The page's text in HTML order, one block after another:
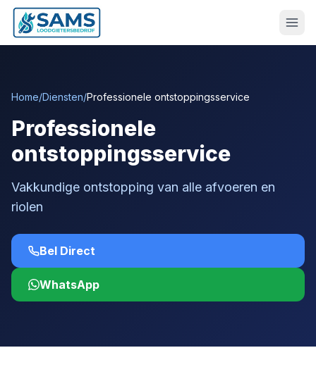
Home/Diensten/Professionele ontstoppingsservice
Professionele
ontstoppingsservice
Vakkundige ontstopping van alle afvoeren en
riolen
Bel Direct
WhatsApp